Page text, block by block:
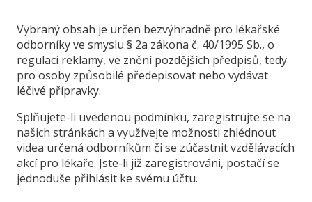
Vybraný obsah je určen bezvýhradně pro lékařské
odborníky ve smyslu § 2a zákona č. 40/1995 Sb., o
regulaci reklamy, ve znění pozdějších předpisů, tedy
pro osoby způsobilé předepisovat nebo vydávat
léčivé přípravky.
Splňujete-li uvedenou podmínku, zaregistrujte se na
našich stránkách a využívejte možnosti zhlédnout
videa určená odborníkům či se zúčastnit vzdělávacích
akcí pro lékaře. Jste-li již zaregistrováni, postačí se
jednoduše přihlásit ke svému účtu.